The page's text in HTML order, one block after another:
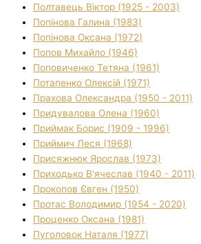
Полтавець Віктор (1925 - 2003)
Попінова Галина (1983)
Попінова Оксана (1972)
Попов Михайло (1946)
Поповиченко Тетяна (1961)
Потапенко Олексій (1971)
Прахова Олександра (1950 - 2011)
Придувалова Олена (1960)
Приймак Борис (1909 - 1996)
Приймич Леся (1968)
Присяжнюк Ярослав (1973)
Приходько В'ячеслав (1940 - 2011)
Прокопов Євген (1950)
Протас Володимир (1954 - 2020)
Проценко Оксана (1981)
Пуголовок Наталя (1977)